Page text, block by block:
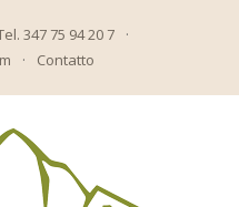
347 75 94 20 7
·
· Contatto